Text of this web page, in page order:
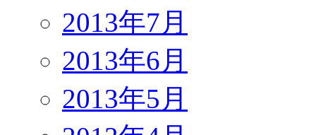
2013年7月
2013年6月
2013年5月